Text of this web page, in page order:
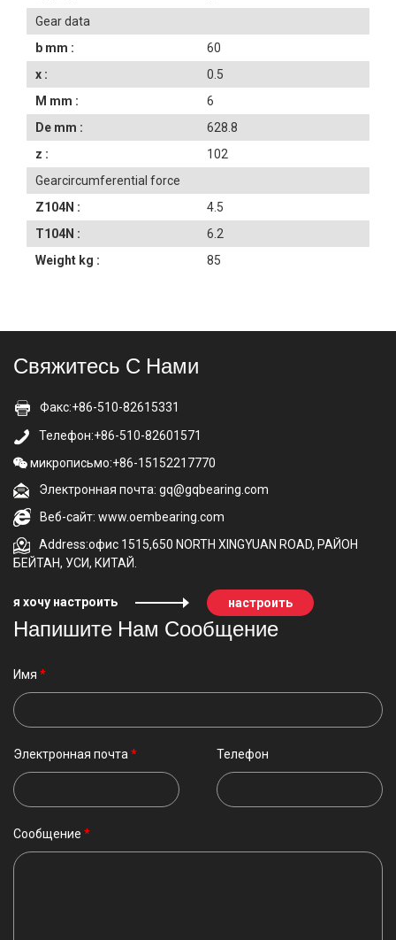
Gear data
b mm :
60
x :
0.5
M mm :
6
De mm :
628.8
z :
102
Gearcircumferential force
Z104N :
4.5
T104N :
6.2
Weight kg :
85
Свяжитесь С Нами
Факс:+86-510-82615331
Телефон:+86-510-82601571
микрописьмо:+86-15152217770
Электронная почта: gq@gqbearing.com
Веб-сайт: www.oembearing.com
Address:офис 1515,650 NORTH XINGYUAN ROAD, РАЙОН
БЕЙТАН, УСИ, КИТАЙ.
я хочу настроить настроить
Напишите Нам Сообщение
Имя *
Электронная почта * Телефон
Сообщение *